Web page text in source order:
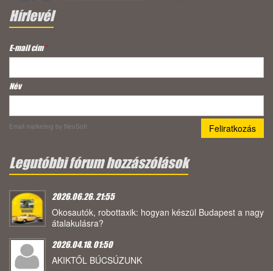
Hírlevél
E-mail cím*
Név
Email marketing by NeoSoft
Legutóbbi fórum hozzászólások
2026.06.26. 21:55
Okosautók, robottaxik: hogyan készül Budapest a nagy
átalakulásra?
2026.04.18. 01:50
AKIKTŐL BÚCSÚZUNK